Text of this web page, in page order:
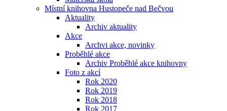
Místní knihovna Hustopeče nad Bečvou
Aktuality
Archiv aktuality
Akce
Archvi akce, novinky
Proběhlé akce
Archiv Proběhlé akce knihovny
Foto z akcí
Rok 2020
Rok 2019
Rok 2018
Rok 2017